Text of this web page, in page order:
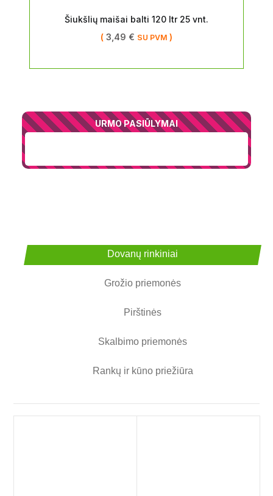
Šiukšlių maišai balti 120 ltr 25 vnt.
( 3,49 € SU PVM )
URMO PASIŪLYMAI
Dovanų rinkiniai
Grožio priemonės
Pirštinės
Skalbimo priemonės
Rankų ir kūno priežiūra